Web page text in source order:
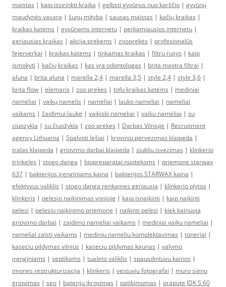
maistas | kaip issirinkti kraika | gelbsti gyvūnus nuo karščio | gyvūnų
maudynės vasarą | šunų mityba | sausas maistas | kačių kraikas |
kraikas katėms | gyvūnams internetu | perkamiausios internetu |
geriausias kraikas | akcija prekems | zooprekės | profesionalūs
fejerverkai | kraikas katems | tinkamas kraikas | filtru rusys | kaip
ismokyti | kačių kraikas | kas yra odontologas | brita maxtra filtrai |
aluna | brita aluna | marella 2,4 | marella 3,5 | style 2,4 | style 3,6 |
brita flow | elemaris | zoo prekes | tofu kraikas katėms | mediniai
nameliai | vaikų namelis | nameliai | lauko nameliai | nameliai
vaikams | žaidimui lauke | vaikiski nameliai | vaiku nameliai | su
ciuozykla | su čiuožykla | zoo prekes | Darbas Vilniuje | Recruitment
agency Lithuania | Spalvoti lęšiai | kroviniu pervezimas klaipeda |
tralas klaipeda | griovimo darbai klaipeda | siukliu isvezimas | klinkerio
trinkeles | stogo danga | biopreparatai nuotekoms | priemone starwax
637 | bakterijos irenginiams kaina | bakterijos STARWAX kaina |
efektyvus valiklis | stogo danga renkames geriausia | klinkerio plytos |
klinkeris | pelesio naikinimas vonioje | kaip isnaikinti | kaip naikinti
pelesi | pelesiu naikinimo priemone | naikinti pelesi | kiek kainuoja
griovimo darbai | zaidimo nameliai vaikams | mediniai vaiku nameliai |
nameliai zaisti vaikams | mediniu nameliu komplektavimas | toneriai |
kaseciu pildymas vilnius | kaseciu pildymas kaunas | valymo
įrenginiams | septikams | tualeto valiklis | spausdintuvu kainos |
imones restrukturizacija | klinkeris | vestuviu fotografai | muro sienu
griovimas | seo | bateriju ikrovimas | patikimumas | orapute JDK S 60